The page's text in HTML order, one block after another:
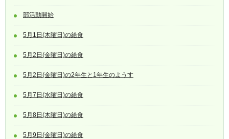
部活動開始
5月1日(木曜日)の給食
5月2日(金曜日)の給食
5月2日(金曜日)の2年生と1年生のようす
5月7日(水曜日)の給食
5月8日(木曜日)の給食
5月9日(金曜日)の給食